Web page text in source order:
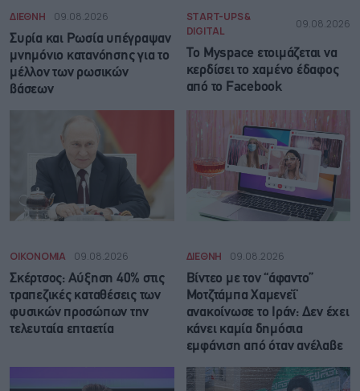
ΔΙΕΘΝΗ 09.08.2026
Συρία και Ρωσία υπέγραψαν
μνημόνιο κατανόησης για το
μέλλον των ρωσικών
βάσεων
START-UPS &
DIGITAL
09.08.2026
Το Myspace ετοιμάζεται να
κερδίσει το χαμένο έδαφος
από το Facebook
ΟΙΚΟΝΟΜΙΑ 09.08.2026
Σκέρτσος: Αύξηση 40% στις
τραπεζικές καταθέσεις των
φυσικών προσώπων την
τελευταία επταετία
ΔΙΕΘΝΗ 09.08.2026
Βίντεο με τον “άφαντο”
Μοτζτάμπα Χαμενεΐ
ανακοίνωσε το Ιράν: Δεν έχει
κάνει καμία δημόσια
εμφάνιση από όταν ανέλαβε